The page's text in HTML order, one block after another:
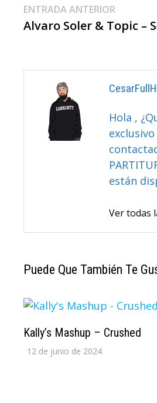
Navegación
De
ENTRADA ANTERIOR
Alvaro Soler & Topic –
Hola ,
están
Ver todas
Puede Que También Te
Kally’s Mashup – Crushed
12 de junio de 2024